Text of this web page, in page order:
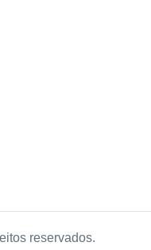
reservados.